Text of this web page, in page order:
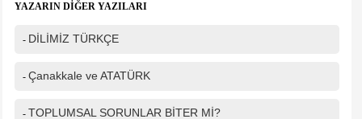
YAZARIN DİĞER YAZILARI
- DİLİMİZ TÜRKÇE
- Çanakkale ve ATATÜRK
- TOPLUMSAL SORUNLAR BİTER Mİ?